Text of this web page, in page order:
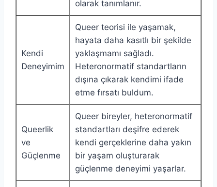
olarak tanımlanır.
Kendi
Deneyimim
Queer teorisi ile yaşamak,
hayata daha kasıtlı bir şekilde
yaklaşmamı sağladı.
Heteronormatif standartların
dışına çıkarak kendimi ifade
etme fırsatı buldum.
Queerlik
ve
Güçlenme
Queer bireyler, heteronormatif
standartları deşifre ederek
kendi gerçeklerine daha yakın
bir yaşam oluşturarak
güçlenme deneyimi yaşarlar.